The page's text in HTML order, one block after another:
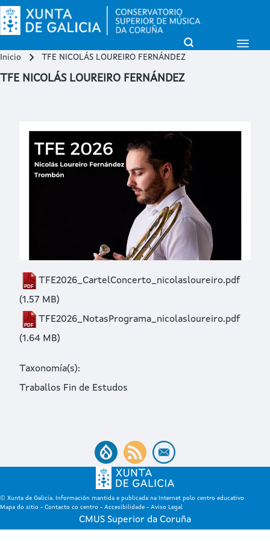
Buscar
Open Sidebar
Open Search Block
Miga de pan
Inicio TFE NICOLÁS LOUREIRO FERNÁNDEZ
TFE NICOLÁS LOUREIRO FERNÁNDEZ
TFE2026_CartelConcerto_nicolasloureiro.pdf
(1.57 MB)
TFE2026_NotasPrograma_nicolasloureiro.pdf
(1.64 MB)
Taxonomía(s)
Traballos Fin de Estudos
© Xunta de Galicia. Información mantida e publicada na Internet polo centro educativo
Mapa do sitio - Contacto co centro - Accesibilidade - Aviso Legal
CMUS Superior da Coruña